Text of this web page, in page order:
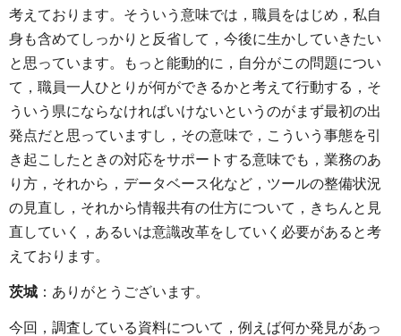
考えております。そういう意味では，職員をはじめ，私自
身も含めてしっかりと反省して，今後に生かしていきたい
と思っています。もっと能動的に，自分がこの問題につい
て，職員一人ひとりが何ができるかと考えて行動する，そ
ういう県にならなければいけないというのがまず最初の出
発点だと思っていますし，その意味で，こういう事態を引
き起こしたときの対応をサポートする意味でも，業務のあ
り方，それから，データベース化など，ツールの整備状況
の見直し，それから情報共有の仕方について，きちんと見
直していく，あるいは意識改革をしていく必要があると考
えております。
茨城 ：ありがとうございます。
今回，調査している資料について，例えば何か発見があっ